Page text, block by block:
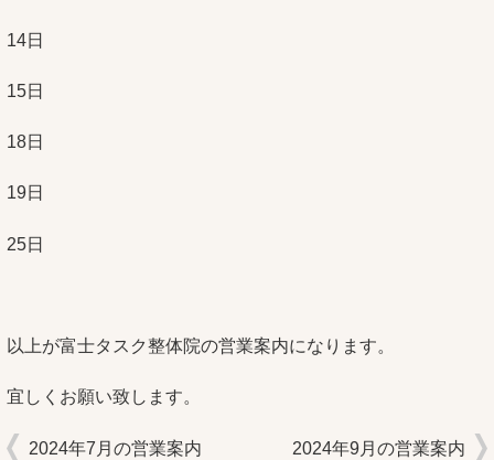
14日
15日
18日
19日
25日
以上が富士タスク整体院の営業案内になります。
宜しくお願い致します。
2024年7月の営業案内 2024年9月の営業案内